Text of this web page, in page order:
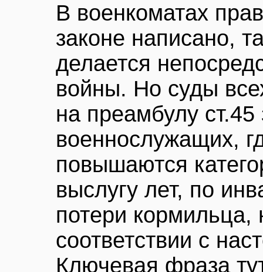
В военкоматах
законе написано,
делается
войны. Но суды
на преамбулу
военнослужащих,
повышаются
выслугу лет, по
потери кормильца,
соответствии с
Ключевая фраза